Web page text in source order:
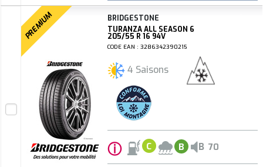
PREMIUM
BRIDGESTONE
TURANZA ALL SEASON 6
205/55 R 16 94V
CODE EAN : 3286342390215
4 Saisons
ⓘ C B B 70